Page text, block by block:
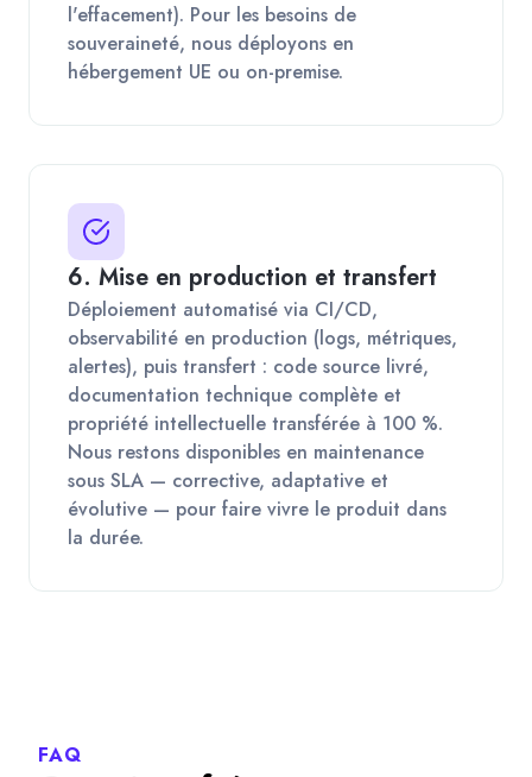
l'effacement). Pour les besoins de
souveraineté, nous déployons en
hébergement UE ou on-premise.
6. Mise en production et transfert
Déploiement automatisé via CI/CD,
observabilité en production (logs, métriques,
alertes), puis transfert : code source livré,
documentation technique complète et
propriété intellectuelle transférée à 100 %.
Nous restons disponibles en maintenance
sous SLA — corrective, adaptative et
évolutive — pour faire vivre le produit dans
la durée.
FAQ